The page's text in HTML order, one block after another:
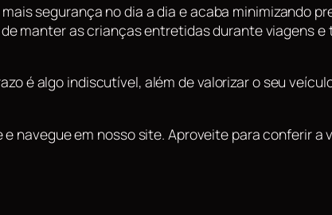
segurança no dia a dia e acaba minimizando
manter as crianças entretidas durante viagens
é algo indiscutível, além de valorizar o seu
navegue em nosso site. Aproveite para conferir a